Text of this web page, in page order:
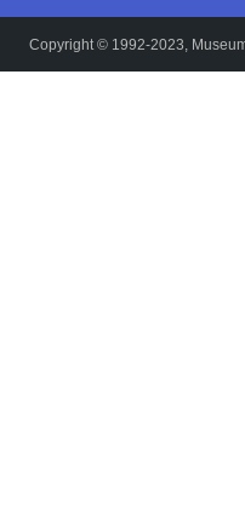
Copyright © 1992-2023,